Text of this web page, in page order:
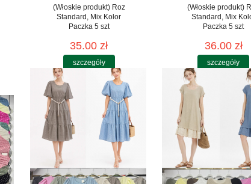
(Włoskie produkt) Roz
Standard, Mix Kolor
Paczka 5 szt
35.00 zł
szczegóły
(Włoskie produkt)
Standard, Mix
Paczka 5 szt
36.00 zł
szczegóły